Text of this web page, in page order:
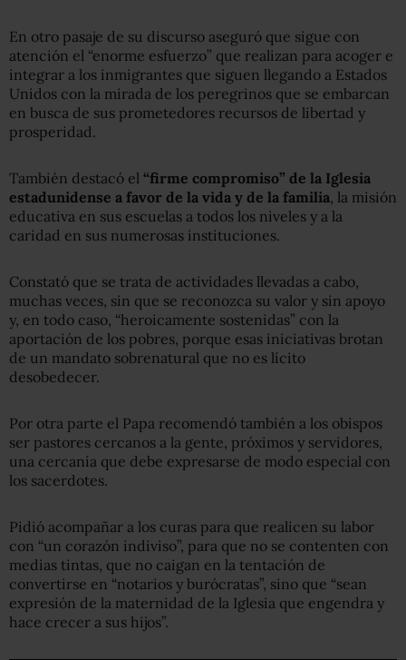
En otro pasaje de su discurso aseguró que sigue con
atención el “enorme esfuerzo” que realizan para acoger e
integrar a los inmigrantes que siguen llegando a Estados
Unidos con la mirada de los peregrinos que se embarcan
en busca de sus prometedores recursos de libertad y
prosperidad.
También destacó el “firme compromiso” de la Iglesia
estadunidense a favor de la vida y de la familia , la misión
educativa en sus escuelas a todos los niveles y a la
caridad en sus numerosas instituciones.
Constató que se trata de actividades llevadas a cabo,
muchas veces, sin que se reconozca su valor y sin apoyo
y, en todo caso, “heroicamente sostenidas” con la
aportación de los pobres, porque esas iniciativas brotan
de un mandato sobrenatural que no es lícito
desobedecer.
Por otra parte el Papa recomendó también a los obispos
ser pastores cercanos a la gente, próximos y servidores,
una cercanía que debe expresarse de modo especial con
los sacerdotes.
Pidió acompañar a los curas para que realicen su labor
con “un corazón indiviso”, para que no se contenten con
medias tintas, que no caigan en la tentación de
convertirse en “notarios y burócratas”, sino que “sean
expresión de la maternidad de la Iglesia que engendra y
hace crecer a sus hijos”.